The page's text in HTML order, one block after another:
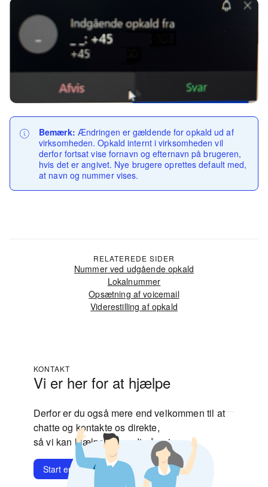
Bemærk: Ændringen er gældende for opkald ud af
virksomheden. Opkald internt i virksomheden vil
derfor fortsat vise fornavn og efternavn på brugeren,
hvis det er angivet. Nye brugere oprettes default med,
at navn og nummer vises.
RELATEREDE SIDER
Nummer ved udgående opkald
Lokalnummer
Opsætning af voicemail
Viderestilling af opkald
KONTAKT
Vi er her for at hjælpe
Derfor er du også mere end velkommen til at
chatte og kontakte os direkte,
så vi kan hjælpe dig godt på vej.
Start en chat Kontakt os